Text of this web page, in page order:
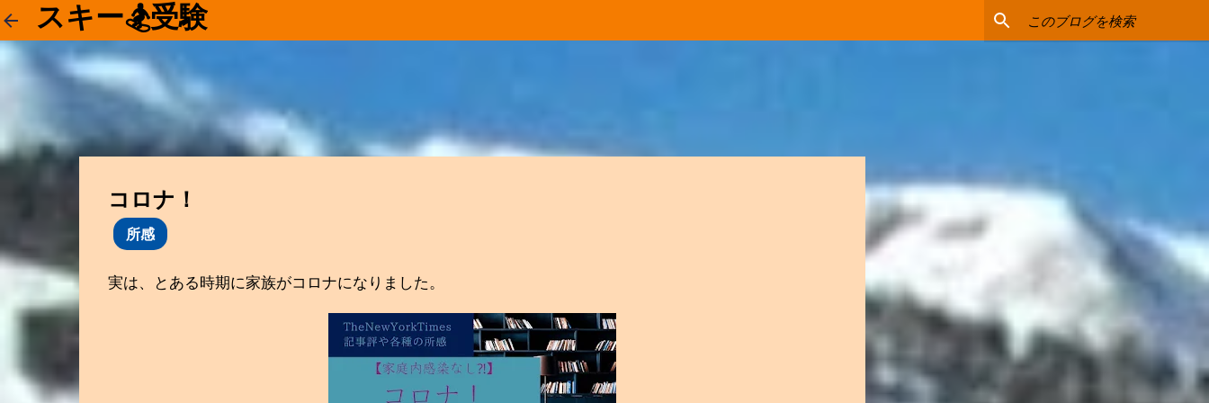
スキー🏂受験
コロナ！
所感
実は、とある時期に家族がコロナになりました。